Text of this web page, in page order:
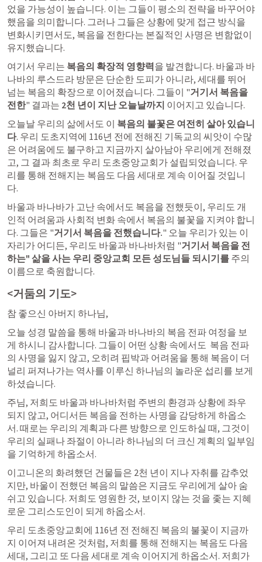
었을 가능성이 높습니다. 이는 그들이 평소의 전략을 바꾸어야
했음을 의미합니다. 그러나 그들은 상황에 맞게 접근 방식을
변화시키면서도, 복음을 전한다는 본질적인 사명은 변함없이
유지했습니다.
여기서 우리는 복음의 확장적 영향력을 발견합니다. 바울과 바
나바의 루스드라 방문은 단순한 도피가 아니라, 세대를 뛰어
넘는 복음의 확장으로 이어졌습니다. 그들이 "거기서 복음을
전한" 결과는 2천 년이 지난 오늘날까지 이어지고 있습니다.
오늘날 우리의 삶에서도 이 복음의 불꽃은 여전히 살아 있습니
다. 우리 도초지역에 116년 전에 전해진 기독교의 씨앗이 수많
은 어려움에도 불구하고 지금까지 살아남아 우리에게 전해졌
고, 그 결과 최초로 우리 도초중앙교회가 설립되었습니다. 우
리를 통해 전해지는 복음도 다음 세대로 계속 이어질 것입니
다.
바울과 바나바가 고난 속에서도 복음을 전했듯이, 우리도 개
인적 어려움과 사회적 변화 속에서 복음의 불꽃을 지켜야 합니
다. 그들은 "거기서 복음을 전했습니다." 오늘 우리가 있는 이
자리가 어디든, 우리도 바울과 바나바처럼 "거기서 복음을 전
하는" 삶을 사는 우리 중앙교회 모든 성도님들 되시기를 주의
이름으로 축원합니다.
<거둠의 기도>
참 좋으신 아버지 하나님,
오늘 성경 말씀을 통해 바울과 바나바의 복음 전파 여정을 보
게 하시니 감사합니다. 그들이 어떤 상황 속에서도  복음 전파
의 사명을 잃지 않고, 오히려 핍박과 어려움을 통해 복음이 더
널리 퍼져나가는 역사를 이루신 하나님의 놀라운 섭리를 보게
하셨습니다.
주님, 저희도 바울과 바나바처럼 주변의 환경과 상황에 좌우
되지 않고, 어디서든 복음을 전하는 사명을 감당하게 하옵소
서. 때로는 우리의 계획과 다른 방향으로 인도하실 때, 그것이
우리의 실패나 좌절이 아니라 하나님의 더 크신 계획의 일부임
을 기억하게 하옵소서.
이고니온의 화려했던 건물들은 2천 년이 지나 자취를 감추었
지만, 바울이 전했던 복음의 말씀은 지금도 우리에게 살아 숨
쉬고 있습니다. 저희도 영원한 것, 보이지 않는 것을 좇는 지혜
로운 그리스도인이 되게 하옵소서.
우리 도초중앙교회에 116년 전 전해진 복음의 불꽃이 지금까
지 이어져 내려온 것처럼, 저희를 통해 전해지는 복음도 다음
세대, 그리고 또 다음 세대로 계속 이어지게 하옵소서. 저희가